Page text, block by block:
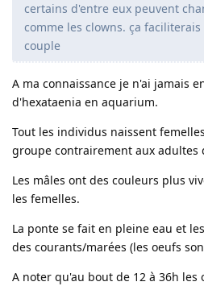
certains d'entre eux peuvent
comme les clowns. ça
couple
A ma connaissance je n'ai jamais
d'hexataenia en aquarium.
Tout les individus naissent
groupe contrairement aux adultes
Les mâles ont des couleurs plus
les femelles.
La ponte se fait en pleine eau et
des courants/marées (les oeufs
A noter qu'au bout de 12 à 36h les